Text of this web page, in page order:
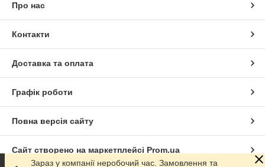
Про нас
Контакти
Доставка та оплата
Графік роботи
Повна версія сайту
Сайт створено на маркетплейсі Prom.ua
Зараз у компанії неробочий час. Замовлення та